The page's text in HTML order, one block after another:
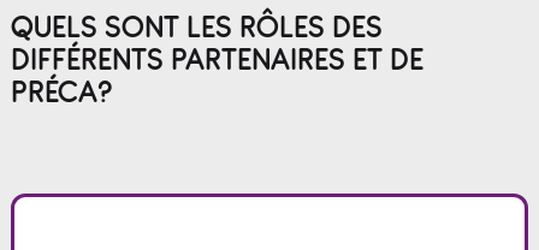
QUELS SONT LES RÔLES DES
DIFFÉRENTS PARTENAIRES ET DE
PRÉCA?